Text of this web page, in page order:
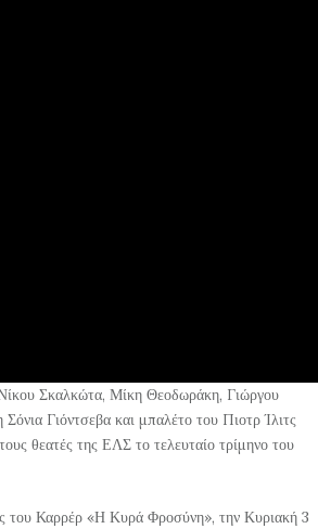
Σκαλκώτα, Μίκη Θεοδωράκη, Γιώργου
Γιόντσεβα και μπαλέτο του Πιοτρ Ίλιτς
θεατές της ΕΛΣ το τελευταίο τρίμηνο του
του Καρρέρ «Η Κυρά Φροσύνη», την Κυριακή 3